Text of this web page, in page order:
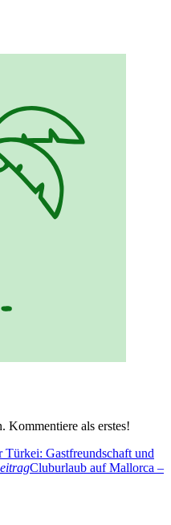
Kommentiere als erstes!
Türkei: Gastfreundschaft und
Cluburlaub auf Mallorca –